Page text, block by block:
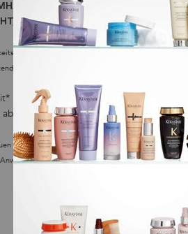
MIT DER ERSTEN HYDRA-
GESCHMEIDIG UND MIT ULTRA-
Glanzpflege.
Verbrauchertest nach Anwendung von Shampoo
Härchen*
nach Anwendung von Shampoo, Conditioner,
des Sprays